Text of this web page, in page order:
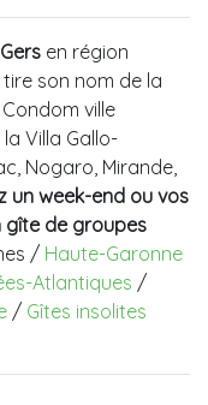
en région
tire son nom de la
Condom ville
Villa Gallo-
Nogaro, Mirande,
un week-end ou vos
gîte de groupes
/ Haute-Garonne
Atlantiques /
/ Gîtes insolites